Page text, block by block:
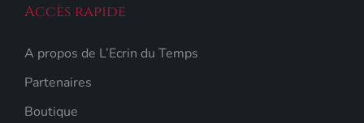
Accès rapide
A propos de L’Ecrin du Temps
Partenaires
Boutique